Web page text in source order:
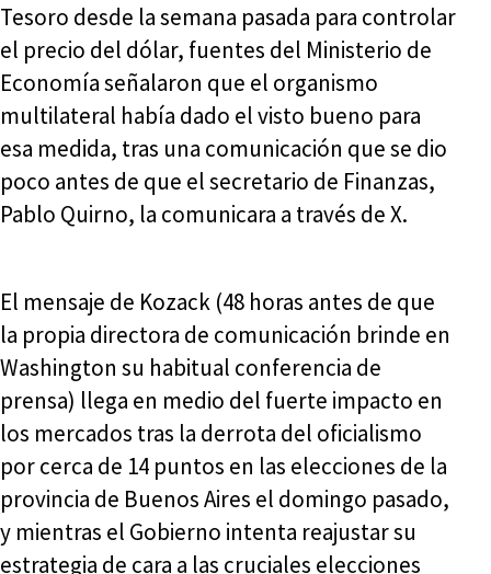
Tesoro desde la semana pasada para controlar
el precio del dólar, fuentes del Ministerio de
Economía señalaron que el organismo
multilateral había dado el visto bueno para
esa medida, tras una comunicación que se dio
poco antes de que el secretario de Finanzas,
Pablo Quirno, la comunicara a través de X.
El mensaje de Kozack (48 horas antes de que
la propia directora de comunicación brinde en
Washington su habitual conferencia de
prensa) llega en medio del fuerte impacto en
los mercados tras la derrota del oficialismo
por cerca de 14 puntos en las elecciones de la
provincia de Buenos Aires el domingo pasado,
y mientras el Gobierno intenta reajustar su
estrategia de cara a las cruciales elecciones